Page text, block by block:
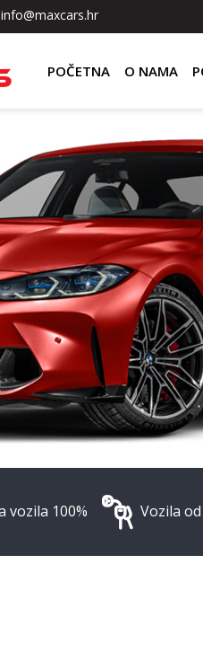
info@maxcars.hr
POČETNA O NAMA
vozila 100% Vozila